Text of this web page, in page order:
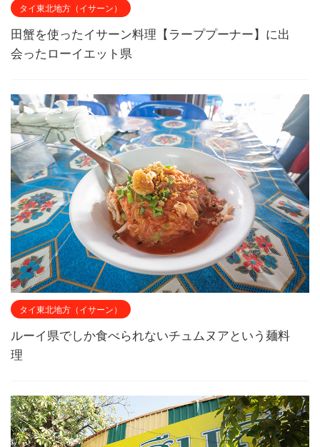
タイ東北地方（イサーン）
田蟹を使ったイサーン料理【ラーププーナー】に出
会ったローイエット県
タイ東北地方（イサーン）
ルーイ県でしか食べられないチュムヌアという麺料
理